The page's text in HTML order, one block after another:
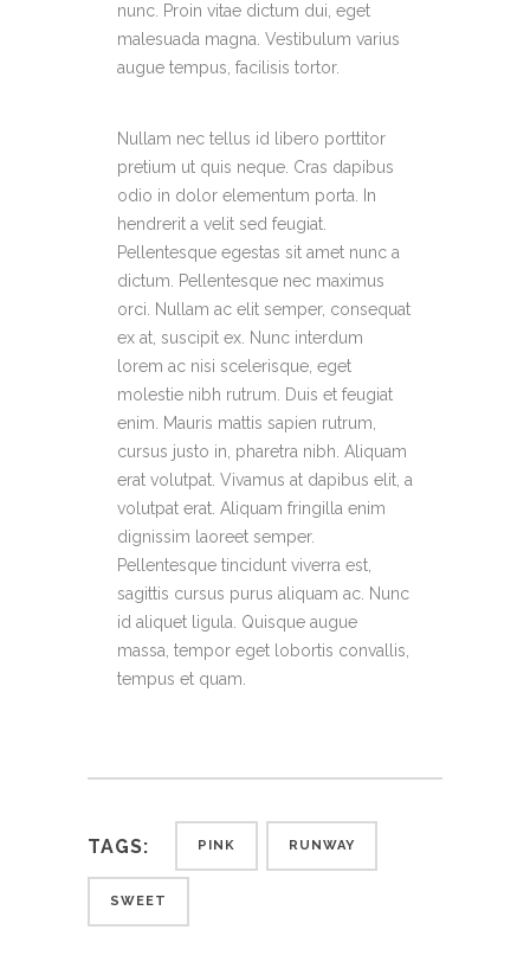
nunc. Proin vitae dictum dui, eget
malesuada magna. Vestibulum varius
augue tempus, facilisis tortor.
Nullam nec tellus id libero porttitor
pretium ut quis neque. Cras dapibus
odio in dolor elementum porta. In
hendrerit a velit sed feugiat.
Pellentesque egestas sit amet nunc a
dictum. Pellentesque nec maximus
orci. Nullam ac elit semper, consequat
ex at, suscipit ex. Nunc interdum
lorem ac nisi scelerisque, eget
molestie nibh rutrum. Duis et feugiat
enim. Mauris mattis sapien rutrum,
cursus justo in, pharetra nibh. Aliquam
erat volutpat. Vivamus at dapibus elit, a
volutpat erat. Aliquam fringilla enim
dignissim laoreet semper.
Pellentesque tincidunt viverra est,
sagittis cursus purus aliquam ac. Nunc
id aliquet ligula. Quisque augue
massa, tempor eget lobortis convallis,
tempus et quam.
TAGS: PINK RUNWAY
SWEET